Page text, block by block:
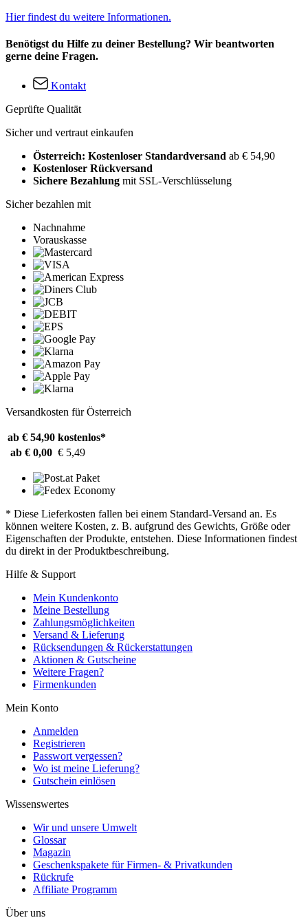
Hier findest du weitere Informationen.
Benötigst du Hilfe zu deiner Bestellung? Wir beantworten
gerne deine Fragen.
Kontakt
Geprüfte Qualität
Sicher und vertraut einkaufen
Österreich: Kostenloser Standardversand ab € 54,90
Kostenloser Rückversand
Sichere Bezahlung mit SSL-Verschlüsselung
Sicher bezahlen mit
Nachnahme
Vorauskasse
Versandkosten für Österreich
ab € 54,90 kostenlos*
ab € 0,00 € 5,49
* Diese Lieferkosten fallen bei einem Standard-Versand an. Es
können weitere Kosten, z. B. aufgrund des Gewichts, Größe oder
Eigenschaften der Produkte, entstehen. Diese Informationen findest
du direkt in der Produktbeschreibung.
Hilfe & Support
Mein Kundenkonto
Meine Bestellung
Zahlungsmöglichkeiten
Versand & Lieferung
Rücksendungen & Rückerstattungen
Aktionen & Gutscheine
Weitere Fragen?
Firmenkunden
Mein Konto
Anmelden
Registrieren
Passwort vergessen?
Wo ist meine Lieferung?
Gutschein einlösen
Wissenswertes
Wir und unsere Umwelt
Glossar
Magazin
Geschenkspakete für Firmen- & Privatkunden
Rückrufe
Affiliate Programm
Über uns